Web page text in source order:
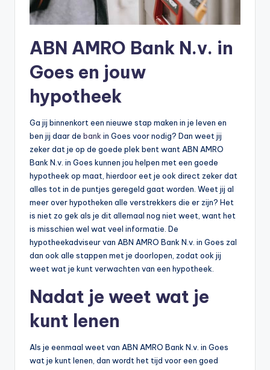
ABN AMRO Bank N.v. in
Goes en jouw
hypotheek
Ga jij binnenkort een nieuwe stap maken in je leven en
ben jij daar de bank in Goes voor nodig? Dan weet jij
zeker dat je op de goede plek bent want ABN AMRO
Bank N.v. in Goes kunnen jou helpen met een goede
hypotheek op maat, hierdoor eet je ook direct zeker dat
alles tot in de puntjes geregeld gaat worden. Weet jij al
meer over hypotheken alle verstrekkers die er zijn? Het
is niet zo gek als je dit allemaal nog niet weet, want het
is misschien wel wat veel informatie. De
hypotheekadviseur van ABN AMRO Bank N.v. in Goes zal
dan ook alle stappen met je doorlopen, zodat ook jij
weet wat je kunt verwachten van een hypotheek.
Nadat je weet wat je
kunt lenen
Als je eenmaal weet van ABN AMRO Bank N.v. in Goes
wat je kunt lenen, dan wordt het tijd voor een goed